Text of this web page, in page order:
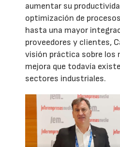
aumentar su
optimización de
hasta una mayor
proveedores y clientes,
visión práctica sobre los
mejora que todavía
sectores industriales.